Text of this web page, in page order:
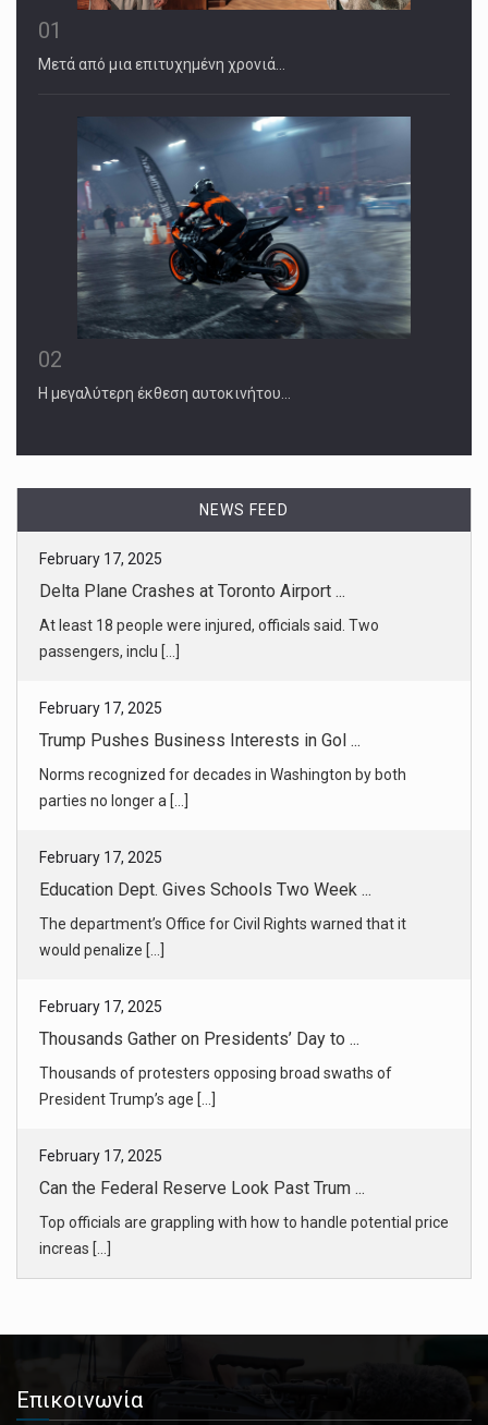
01
Μετά από μια επιτυχημένη χρονιά…
02
Η μεγαλύτερη έκθεση αυτοκινήτου…
NEWS FEED
February 17, 2025
Delta Plane Crashes at Toronto Airport ...
At least 18 people were injured, officials said. Two
passengers, inclu [...]
February 17, 2025
Trump Pushes Business Interests in Gol ...
Norms recognized for decades in Washington by both
parties no longer a [...]
February 17, 2025
Education Dept. Gives Schools Two Week ...
The department’s Office for Civil Rights warned that it
would penalize [...]
February 17, 2025
Thousands Gather on Presidents’ Day to ...
Thousands of protesters opposing broad swaths of
President Trump’s age [...]
February 17, 2025
Can the Federal Reserve Look Past Trum ...
Top officials are grappling with how to handle potential price
increas [...]
European Leaders Meet to Discuss Ukrai ...
diplomacy expecte [...]
Επικοινωνία